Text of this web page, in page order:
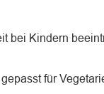
bei Kindern
für